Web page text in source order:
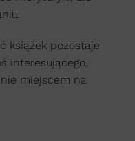
książek pozostaje
interesującego,
miejscem na